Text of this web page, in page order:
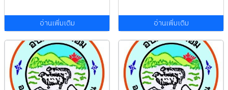
อ่านเพิ่มเติม อ่านเพิ่มเติม